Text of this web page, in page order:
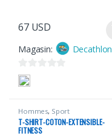
67 USD
Magasin: Decathlon
0
s
r
5
Hommes, Sport
T-SHIRT-COTON-EXTENSIBLE-
FITNESS